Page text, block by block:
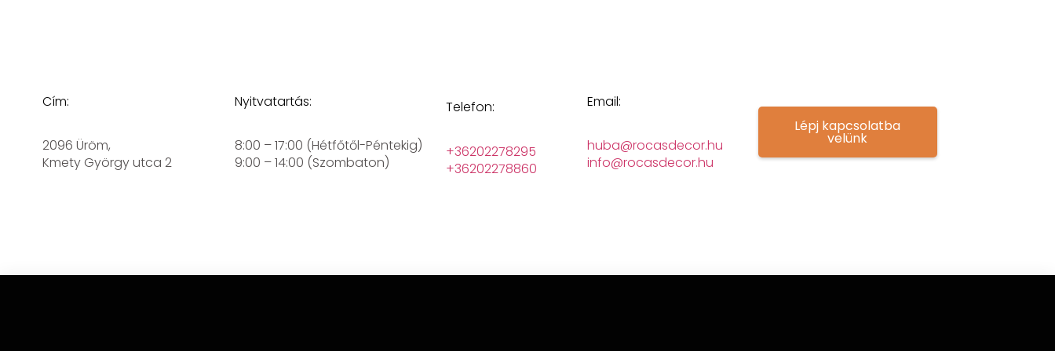
Cím:
2096 Üröm,
Kmety György utca 2
Nyitvatartás:
8:00 – 17:00 (Hétfőtől-Péntekig)
9:00 – 14:00 (Szombaton)
Telefon:
+36202278295
+36202278860
Email:
huba@rocasdecor.hu
info@rocasdecor.hu
Lépj kapcsolatba
velünk